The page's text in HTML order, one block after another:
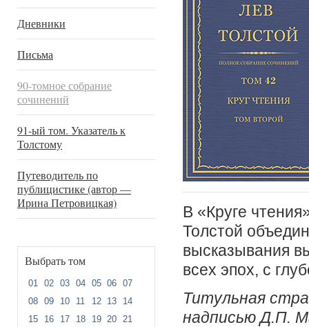
Дневники
Письма
90-томное собрание
сочинений
91-ый том. Указатель к
Толстому
Путеводитель по
публицистике (автор —
Ирина Петровицкая)
Выбрать том
01 02 03 04 05 06
07
08 09 10 11 12 13
14
15
16 17 18 19 20
21
В «Круге
Толстой
высказывания
всех эпох, с
Титульная
надписью Д.П.